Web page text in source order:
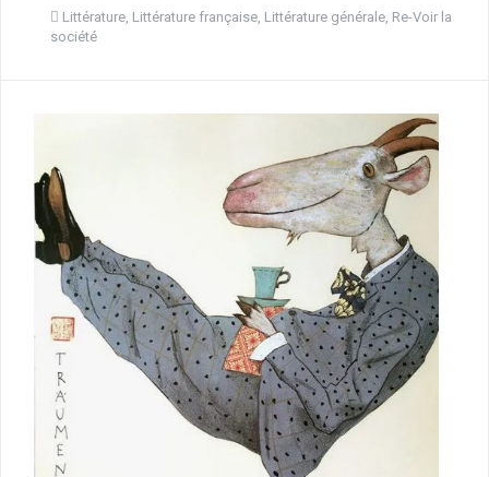
Littérature, Littérature française, Littérature générale, Re-Voir la
société